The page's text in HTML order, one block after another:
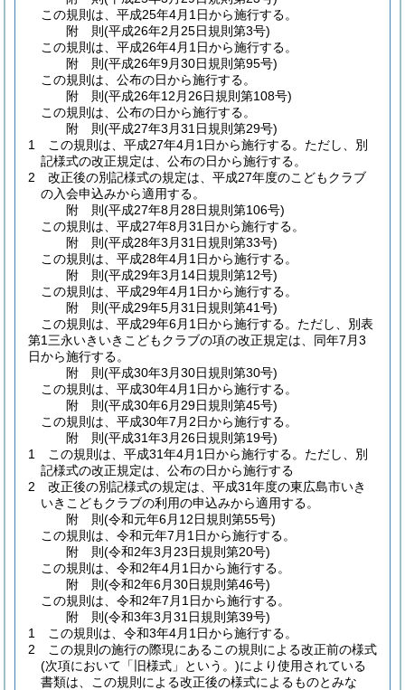
この規則は、平成25年4月1日から施行する。
附 則(平成26年2月25日規則第3号)
この規則は、平成26年4月1日から施行する。
附 則(平成26年9月30日規則第95号)
この規則は、公布の日から施行する。
附 則(平成26年12月26日規則第108号)
この規則は、公布の日から施行する。
附 則(平成27年3月31日規則第29号)
1
この規則は、平成27年4月1日から施行する。 ただし、別
記様式の改正規定は、公布の日から施行する。
2
改正後の別記様式の規定は、平成27年度のこどもクラブ
の入会申込みから適用する。
附 則(平成27年8月28日規則第106号)
この規則は、平成27年8月31日から施行する。
附 則(平成28年3月31日規則第33号)
この規則は、平成28年4月1日から施行する。
附 則(平成29年3月14日規則第12号)
この規則は、平成29年4月1日から施行する。
附 則(平成29年5月31日規則第41号)
この規則は、平成29年6月1日から施行する。 ただし、別表
第1三永いきいきこどもクラブの項の改正規定は、同年7月3
日から施行する。
附 則(平成30年3月30日規則第30号)
この規則は、平成30年4月1日から施行する。
附 則(平成30年6月29日規則第45号)
この規則は、平成30年7月2日から施行する。
附 則(平成31年3月26日規則第19号)
1
この規則は、平成31年4月1日から施行する。 ただし、別
記様式の改正規定は、公布の日から施行する
2
改正後の別記様式の規定は、平成31年度の東広島市いき
いきこどもクラブの利用の申込みから適用する。
附 則(令和元年6月12日規則第55号)
この規則は、令和元年7月1日から施行する。
附 則(令和2年3月23日規則第20号)
この規則は、令和2年4月1日から施行する。
附 則(令和2年6月30日規則第46号)
この規則は、令和2年7月1日から施行する。
附 則(令和3年3月31日規則第39号)
1
この規則は、令和3年4月1日から施行する。
2
この規則の施行の際現にあるこの規則による改正前の様式
(次項において「旧様式」という。)により使用されている
書類は、この規則による改正後の様式によるものとみな